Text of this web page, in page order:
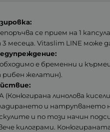
се прием на 1
месеца. Vitaslim LINE може
е бременни и
желатин).
(Конюгирана линолова
и натрупването
и по този начин
килограми.